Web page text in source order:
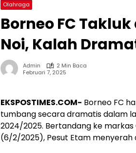
Olahraga
Borneo FC
Noi, Kalah
Admin
2 Min Baca
Februari 7, 2025
EKSPOSTIMES.COM- Borneo FC
tumbang secara dramatis dalam
2024/2025. Bertandang ke markas
(6/2/2025), Pesut Etam menyerah